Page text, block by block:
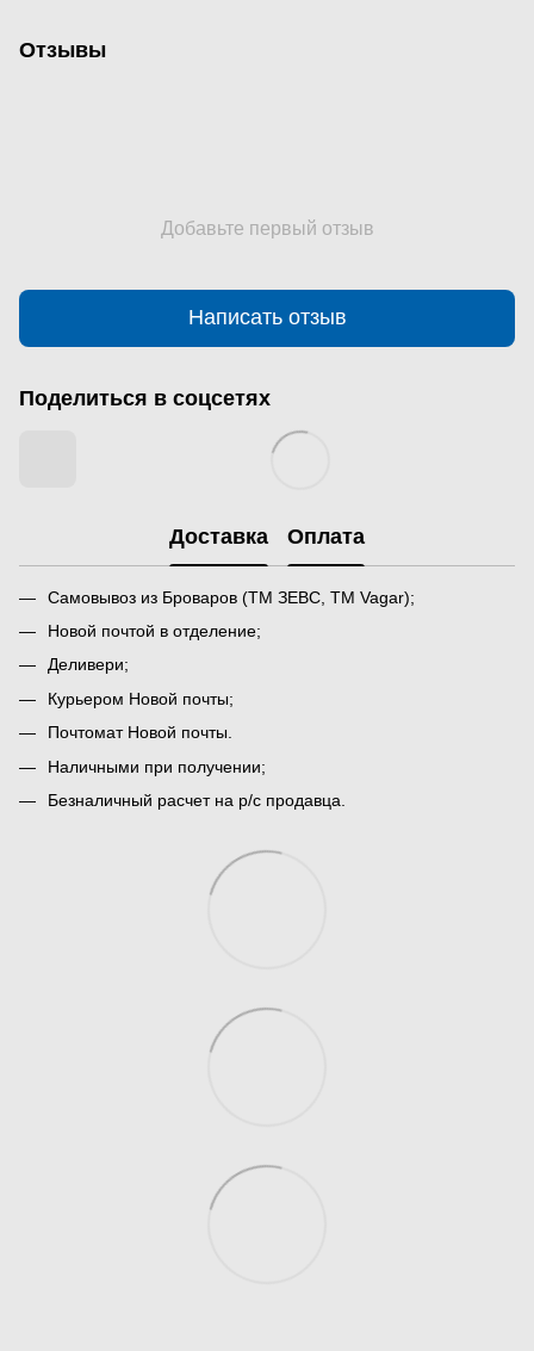
Отзывы
Добавьте первый отзыв
Написать отзыв
Поделиться в соцсетях
Доставка Оплата
Самовывоз из Броваров (ТМ ЗЕВС, ТМ Vagar);
Новой почтой в отделение;
Деливери;
Курьером Новой почты;
Почтомат Новой почты.
Наличными при получении;
Безналичный расчет на р/с продавца.